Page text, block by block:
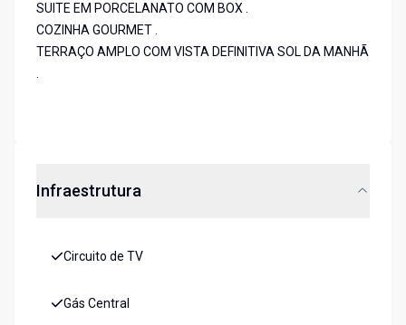
SUITE EM PORCELANATO COM BOX .
COZINHA GOURMET .
TERRAÇO AMPLO COM VISTA DEFINITIVA SOL DA MANHÃ
.
Infraestrutura
Circuito de TV
Gás Central